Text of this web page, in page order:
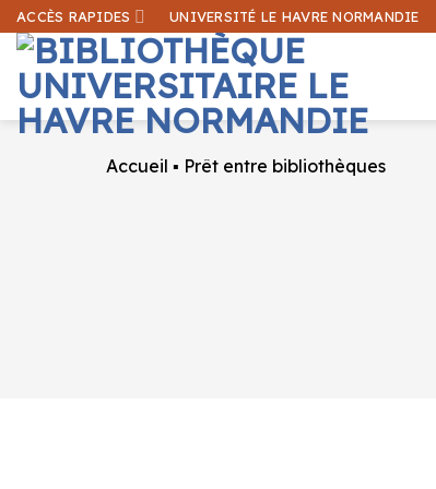
Passer
au
contenu
ACCÈS RAPIDES UNIVERSITÉ LE HAVRE NORMANDIE
Accueil ▪ Prêt entre bibliothèques